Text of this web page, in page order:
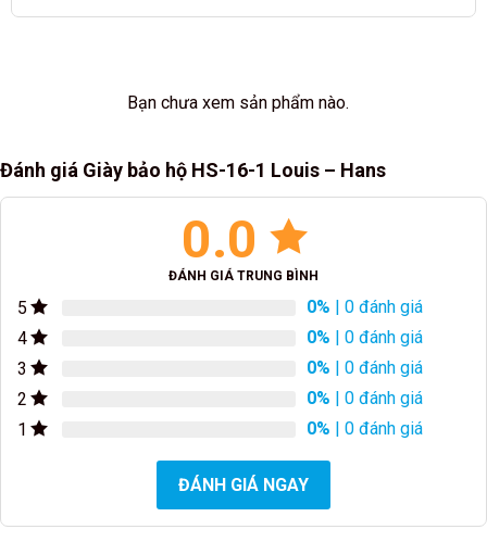
Bạn chưa xem sản phẩm nào.
Đánh giá Giày bảo hộ HS-16-1 Louis – Hans
0.0
ĐÁNH GIÁ TRUNG BÌNH
5 0% | 0 đánh giá
4
0% | 0 đánh giá
3
0% | 0 đánh giá
2
0% | 0 đánh giá
1
0% | 0 đánh giá
ĐÁNH GIÁ NGAY